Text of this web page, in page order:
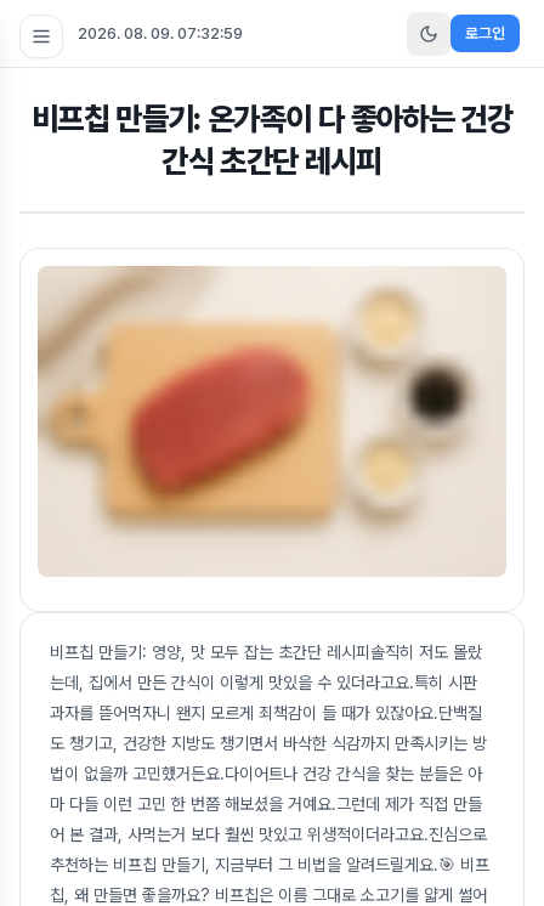
2026. 08. 09. 07:33:00 로그인
비프칩 만들기: 온가족이 다 좋아하는 건강
간식 초간단 레시피
비프칩 만들기: 영양, 맛 모두 잡는 초간단 레시피솔직히 저도 몰랐
는데, 집에서 만든 간식이 이렇게 맛있을 수 있더라고요.특히 시판
과자를 뜯어먹자니 왠지 모르게 죄책감이 들 때가 있잖아요.단백질
도 챙기고, 건강한 지방도 챙기면서 바삭한 식감까지 만족시키는 방
법이 없을까 고민했거든요.다이어트나 건강 간식을 찾는 분들은 아
마 다들 이런 고민 한 번쯤 해보셨을 거예요.그런데 제가 직접 만들
어 본 결과, 사먹는거 보다 훨씬 맛있고 위생적이더라고요.진심으로
추천하는 비프칩 만들기, 지금부터 그 비법을 알려드릴게요.🎯 비프
칩, 왜 만들면 좋을까요? 비프칩은 이름 그대로 소고기를 얇게 썰어